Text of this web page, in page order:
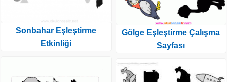
Sonbahar Eşleştirme
Etkinliği
Gölge Eşleştirme Çalışma
Sayfası